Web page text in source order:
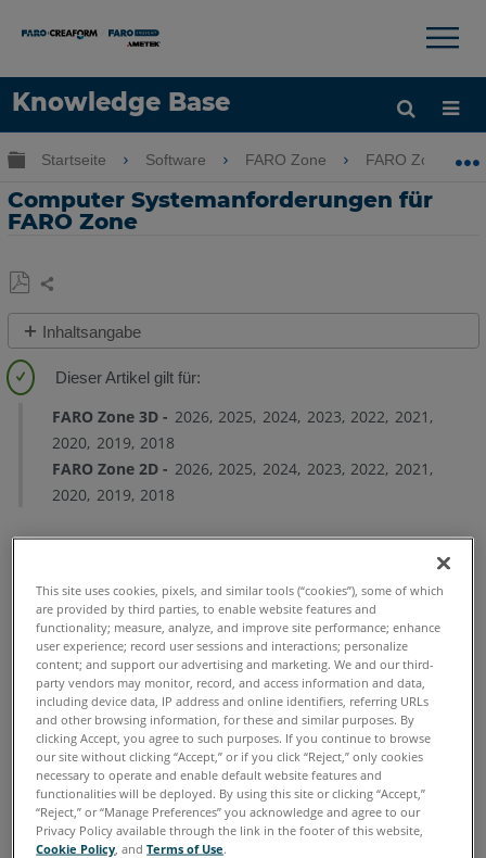
Knowledge Base
Sprache
×
Globale Hierarchie auf- und zuklappen
Startseite Software FARO Zone FARO Zone
Computer Systemanforderungen für
FARO Zone
Als
PDF
speichern
Teilen
Inhaltsangabe
für
Unterstützte
Grafikkarten
FARO Zone 3D 2026 2025 2024 2023 2022 2021
2020 2019 2018
FARO Zone 2D 2026 2025 2024 2023 2022 2021
2020 2019 2018
Chinesisch Deutsch Englisch Französisch Italienisch
Japanisch Koreanisch Portugiesisch Spanisch
This site uses cookies, pixels, and similar tools (“cookies”), some of which
are provided by third parties, to enable website features and
functionality; measure, analyze, and improve site performance; enhance
user experience; record user sessions and interactions; personalize
content; and support our advertising and marketing. We and our third-
party vendors may monitor, record, and access information and data,
including device data, IP address and online identifiers, referring URLs
and other browsing information, for these and similar purposes. By
clicking Accept, you agree to such purposes. If you continue to browse
our site without clicking “Accept,” or if you click “Reject,” only cookies
necessary to operate and enable default website features and
functionalities will be deployed. By using this site or clicking “Accept,”
“Reject,” or “Manage Preferences” you acknowledge and agree to our
Privacy Policy available through the link in the footer of this website,
Cookie Policy , andTerms of Use.